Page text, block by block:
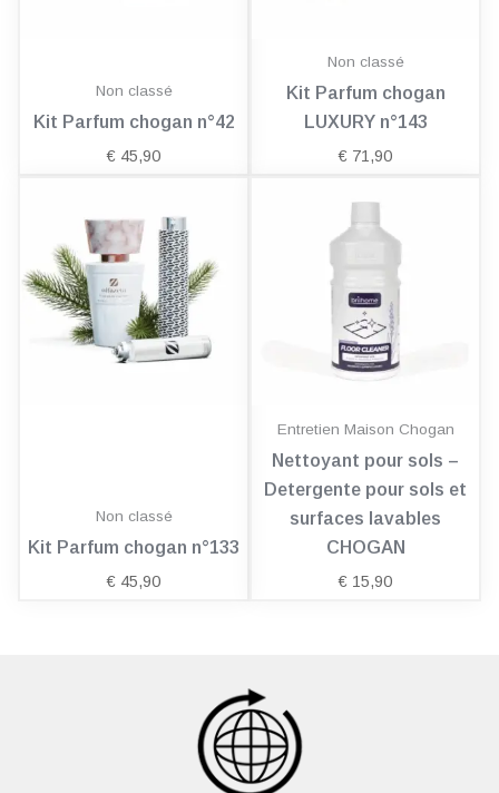
Non classé
Kit Parfum chogan n°42
€ 45,90
Non classé
Kit Parfum chogan
LUXURY n°143
€ 71,90
Non classé
Kit Parfum chogan n°133
€ 45,90
Entretien Maison Chogan
Nettoyant pour sols –
Detergente pour sols et
surfaces lavables
CHOGAN
€ 15,90